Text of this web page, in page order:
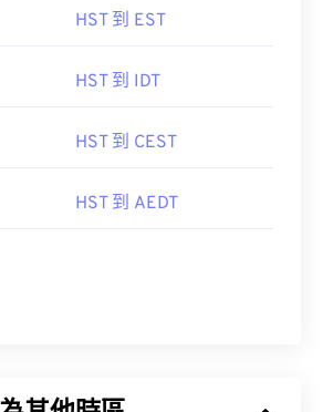
HST 到 EST
HST 到 IDT
HST 到 CEST
HST 到 AEDT